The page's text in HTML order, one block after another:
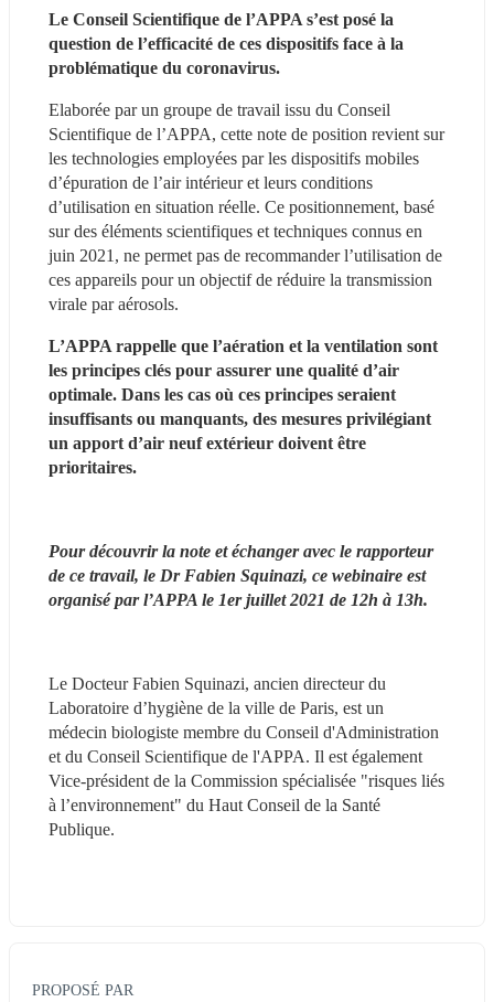
Le Conseil Scientifique de l’APPA s’est posé la
question de l’efficacité de ces dispositifs face à la
problématique du coronavirus.
Elaborée par un groupe de travail issu du Conseil
Scientifique de l’APPA, cette note de position revient sur
les technologies employées par les dispositifs mobiles
d’épuration de l’air intérieur et leurs conditions
d’utilisation en situation réelle. Ce positionnement, basé
sur des éléments scientifiques et techniques connus en
juin 2021, ne permet pas de recommander l’utilisation de
ces appareils pour un objectif de réduire la transmission
virale par aérosols.
L’APPA rappelle que l’aération et la ventilation sont
les principes clés pour assurer une qualité d’air
optimale. Dans les cas où ces principes seraient
insuffisants ou manquants, des mesures privilégiant
un apport d’air neuf extérieur doivent être
prioritaires.
Pour découvrir la note et échanger avec le rapporteur
de ce travail, le Dr Fabien Squinazi, ce webinaire est
organisé par l’APPA le 1er juillet 2021 de 12h à 13h.
Le Docteur Fabien Squinazi, ancien directeur du
Laboratoire d’hygiène de la ville de Paris, est un
médecin biologiste membre du Conseil d'Administration
et du Conseil Scientifique de l'APPA. Il est également
Vice-président de la Commission spécialisée "risques liés
à l’environnement" du Haut Conseil de la Santé
Publique.
PROPOSÉ PAR